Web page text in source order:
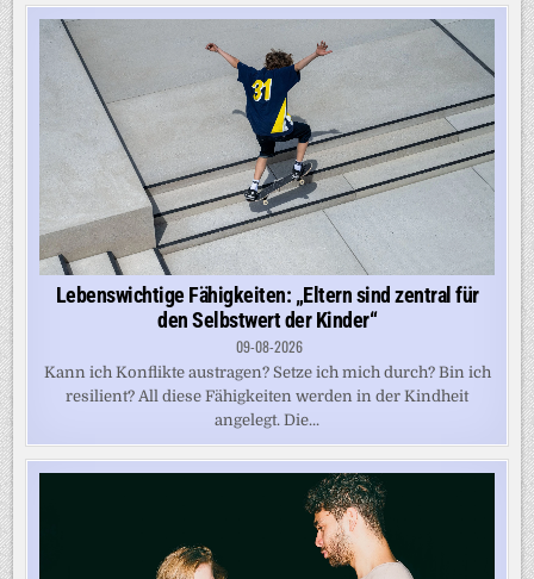
Lebenswichtige Fähigkeiten: „Eltern sind zentral für
den Selbstwert der Kinder“
09-08-2026
Kann ich Konflikte austragen? Setze ich mich durch? Bin ich
resilient? All diese Fähigkeiten werden in der Kindheit
angelegt. Die...